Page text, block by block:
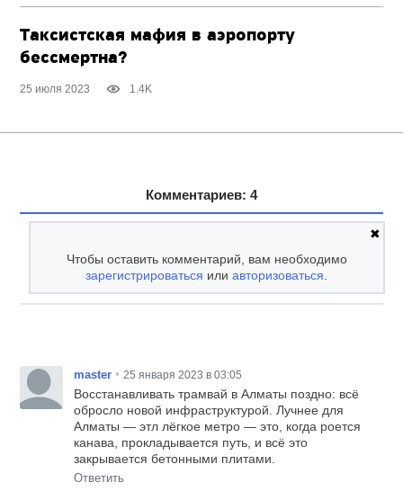
Таксистская мафия в аэропорту
бессмертна?
25 июля 2023 1.4K
Комментариев: 4
✖
Чтобы оставить комментарий, вам необходимо
зарегистрироваться илиавторизоваться
master • 25 января 2023 в 03:05
Восстанавливать трамвай в Алматы поздно: всё
обросло новой инфраструктурой. Лучнее для
Алматы — этл лёгкое метро — это, когда роется
канава, прокладывается путь, и всё это
закрывается бетонными плитами.
Ответить